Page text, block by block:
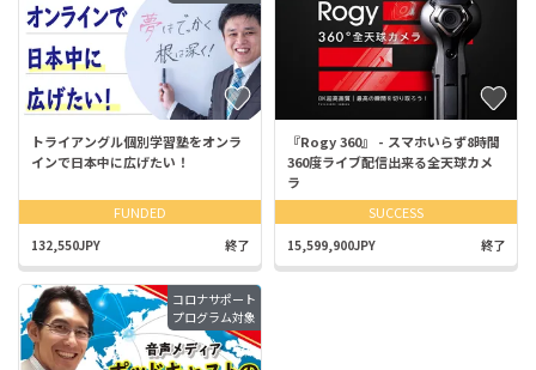
トライアングル個別学習塾をオンラ
インで日本中に広げたい！
FUNDED
132,550JPY 終了
『Rogy 360』 - スマホいらず8時間
360度ライブ配信出来る全天球カメ
ラ
SUCCESS
15,599,900JPY 終了
コロナサポート
プログラム対象